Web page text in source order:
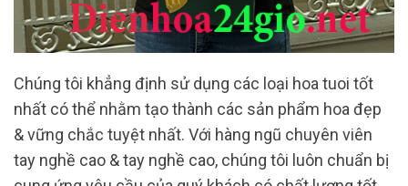
Chúng tôi khẳng định sử dụng các loại hoa tuoi tốt
nhất có thể nhằm tạo thành các sản phẩm hoa đẹp
& vững chắc tuyệt nhất. Với hàng ngũ chuyên viên
tay nghề cao & tay nghề cao, chúng tôi luôn chuẩn bị